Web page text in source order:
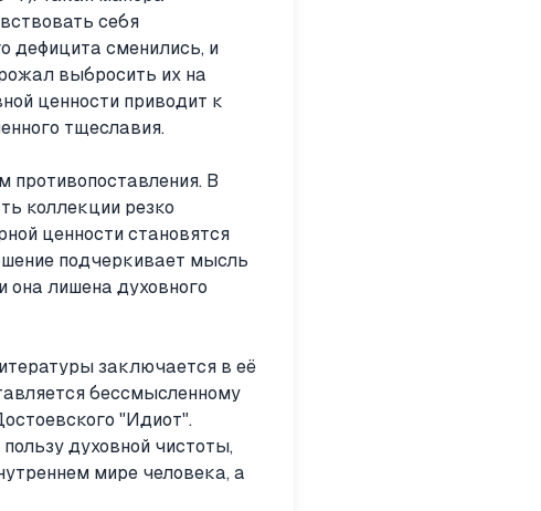
себя
дефицита сменились, и
выбросить их на
ценности приводит к
тщеславия.
В
коллекции резко
ценности становятся
подчеркивает мысль
она лишена духовного
заключается в её
бессмысленному
"Идиот".
духовной чистоты,
мире человека, а